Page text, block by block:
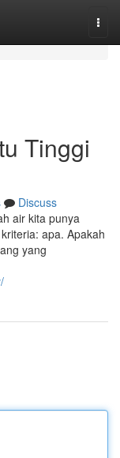
Tinggi
Discuss
air kita punya
apa. Apakah
yang